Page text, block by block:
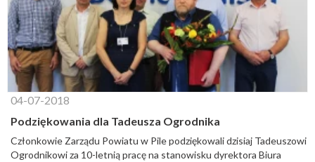
04-07-2018
Podziękowania dla Tadeusza Ogrodnika
Członkowie Zarządu Powiatu w Pile podziękowali dzisiaj Tadeuszowi
Ogrodnikowi za 10-letnią pracę na stanowisku dyrektora Biura